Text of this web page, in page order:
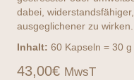
dabei,
ausgeglichener zu wirken.
Inhalt: 60 Kapseln = 30 g
43,00€ MwsT